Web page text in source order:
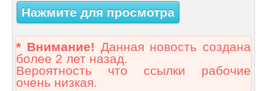
Нажмите для просмотра
* Внимание! Данная новость создана
более 2 лет назад.
Вероятность что ссылки рабочие
очень низкая.